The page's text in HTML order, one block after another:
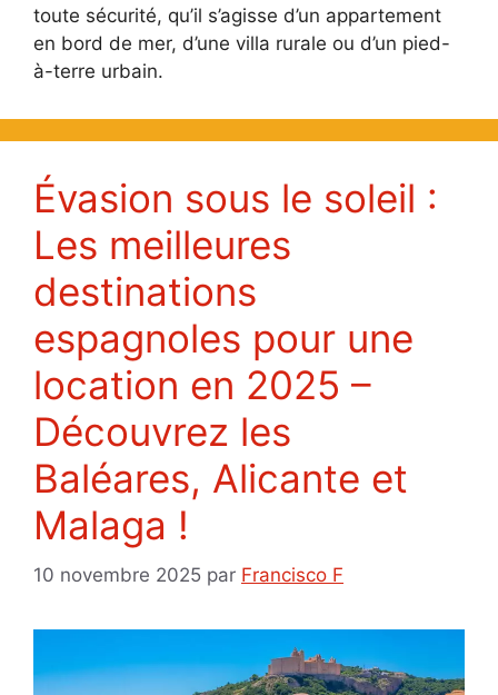
toute sécurité, qu’il s’agisse d’un appartement
en bord de mer, d’une villa rurale ou d’un pied-
à-terre urbain.
Évasion sous le soleil :
Les meilleures
destinations
espagnoles pour une
location en 2025 –
Découvrez les
Baléares, Alicante et
Malaga !
10 novembre 2025 par Francisco F